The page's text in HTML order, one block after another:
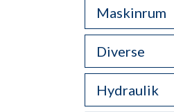
Maskinrum
Diverse
Hydraulik